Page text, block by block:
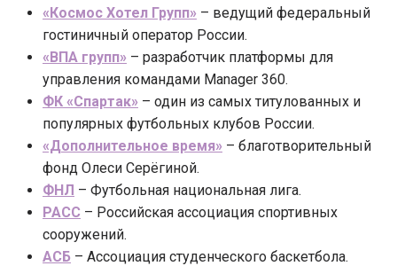
«Космос Хотел Групп» – ведущий федеральный
гостиничный оператор России.
«ВПА групп» – разработчик платформы для
управления командами Manager 360.
ФК «Спартак» – один из самых титулованных и
популярных футбольных клубов России.
«Дополнительное время» – благотворительный
фонд Олеси Серёгиной.
ФНЛ – Футбольная национальная лига.
РАСС – Российская ассоциация спортивных
сооружений.
АСБ – Ассоциация студенческого баскетбола.